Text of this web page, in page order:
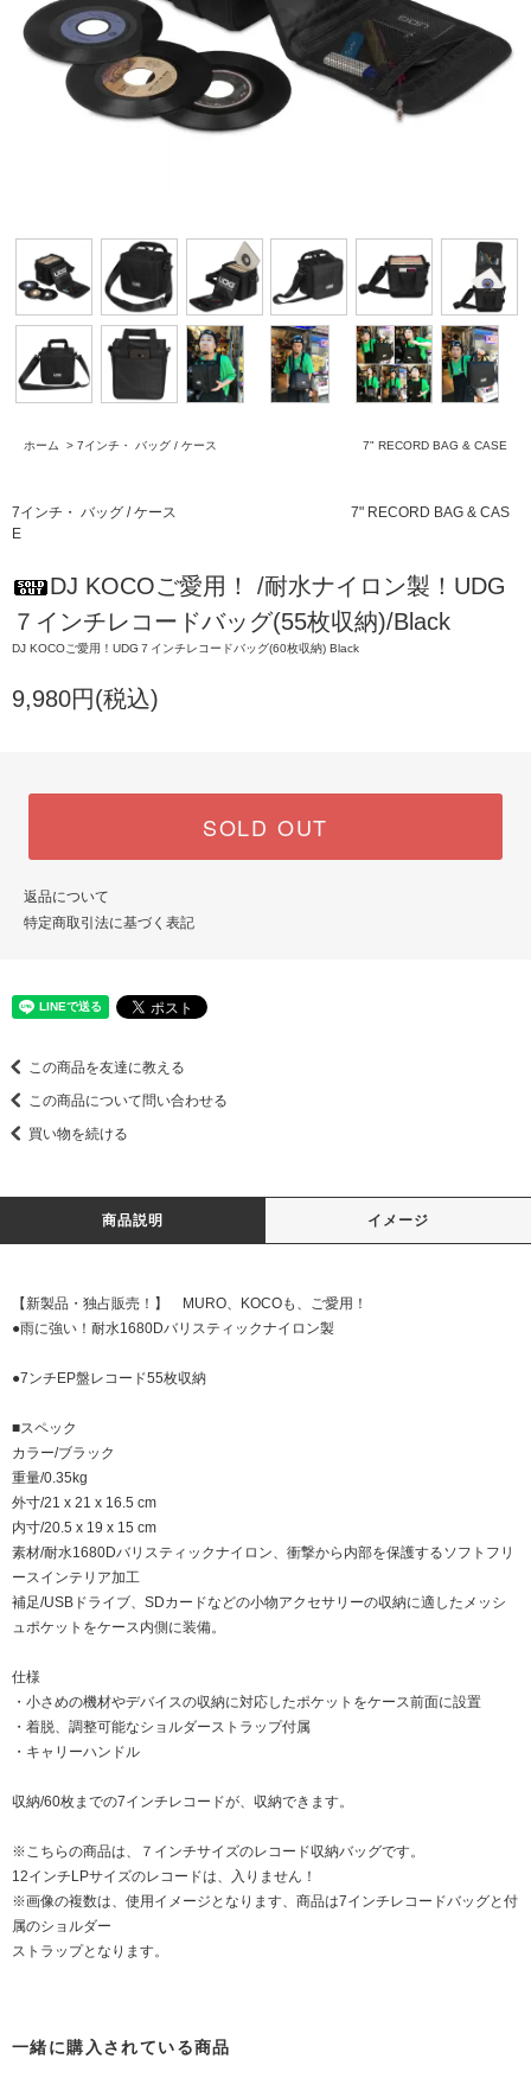
ホーム > 7インチ・ バッグ / ケース 7" RECORD BAG & CASE
7インチ・ バッグ / ケース 7" RECORD BAG & CAS
E
DJ KOCOご愛用！ /耐水ナイロン製！UDG
７インチレコードバッグ(55枚収納)/Black
DJ KOCOご愛用！UDG７インチレコードバッグ(60枚収納) Black
9,980円(税込)
SOLD OUT
返品について
特定商取引法に基づく表記
この商品を友達に教える
この商品について問い合わせる
買い物を続ける
商品説明 イメージ
【新製品・独占販売！】 MURO、KOCOも、ご愛用！
●雨に強い！耐水1680Dバリスティックナイロン製
●7ンチEP盤レコード55枚収納
■スペック
カラー/ブラック
重量/0.35kg
外寸/21 x 21 x 16.5 cm
内寸/20.5 x 19 x 15 cm
素材/耐水1680Dバリスティックナイロン、衝撃から内部を保護するソフトフリ
ースインテリア加工
補足/USBドライブ、SDカードなどの小物アクセサリーの収納に適したメッシ
ュポケットをケース内側に装備。
仕様
・小さめの機材やデバイスの収納に対応したポケットをケース前面に設置
・着脱、調整可能なショルダーストラップ付属
・キャリーハンドル
収納/60枚までの7インチレコードが、収納できます。
※こちらの商品は、７インチサイズのレコード収納バッグです。
12インチLPサイズのレコードは、入りません！
※画像の複数は、使用イメージとなります、商品は7インチレコードバッグと付
属のショルダー
ストラップとなります。
一緒に購入されている商品